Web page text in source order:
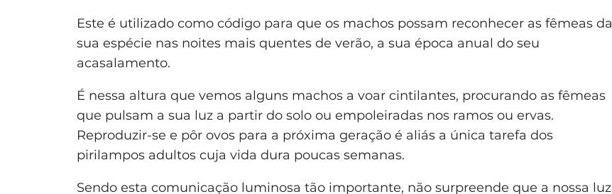
Este é utilizado como código para que os machos possam reconhecer as fêmeas da
sua espécie nas noites mais quentes de verão, a sua época anual do seu
acasalamento.
É nessa altura que vemos alguns machos a voar cintilantes, procurando as fêmeas
que pulsam a sua luz a partir do solo ou empoleiradas nos ramos ou ervas.
Reproduzir-se e pôr ovos para a próxima geração é aliás a única tarefa dos
pirilampos adultos cuja vida dura poucas semanas.
Sendo esta comunicação luminosa tão importante, não surpreende que a nossa luz